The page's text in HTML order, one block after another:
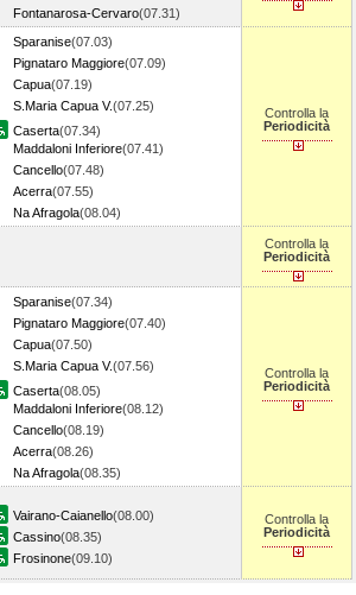
Fontanarosa-Cervaro(07.31)
Sparanise(07.03)
Pignataro Maggiore(07.09)
Capua(07.19)
S.Maria Capua V.(07.25)
Caserta(07.34)
Maddaloni Inferiore(07.41)
Cancello(07.48)
Acerra(07.55)
Na Afragola(08.04)
Controlla la
Periodicità
Controlla la
Periodicità
Sparanise(07.34)
Pignataro Maggiore(07.40)
Capua(07.50)
S.Maria Capua V.(07.56)
Caserta(08.05)
Maddaloni Inferiore(08.12)
Cancello(08.19)
Acerra(08.26)
Na Afragola(08.35)
Controlla la
Periodicità
Vairano-Caianello(08.00)
Cassino(08.35)
Frosinone(09.10)
Controlla la
Periodicità